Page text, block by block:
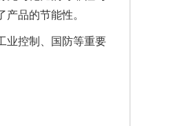
品的节能性。
业控制、国防等重要